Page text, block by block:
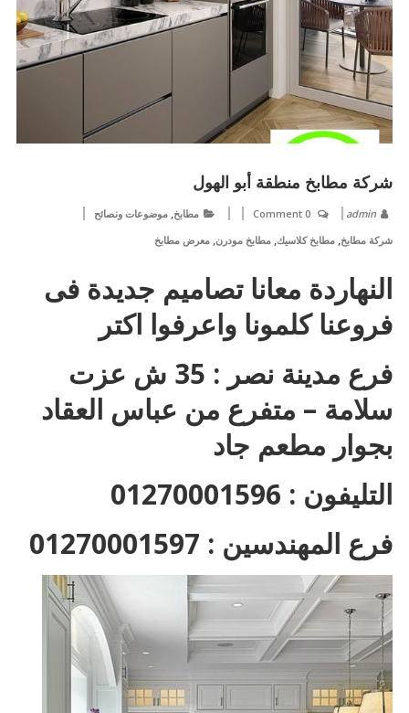
شركة مطابخ منطقة أبو الهول
admin
0 Comment مطابخ, موضوعات ونصائح
شركة مطابخ, مطابخ كلاسيك, مطابخ مودرن, معرض مطابخ
النهاردة معانا تصاميم جديدة فى
فروعنا كلمونا واعرفوا اكتر
فرع مدينة نصر : 35 ش عزت
سلامة – متفرع من عباس العقاد
بجوار مطعم جاد
التليفون : 01270001596
فرع المهندسين : 01270001597